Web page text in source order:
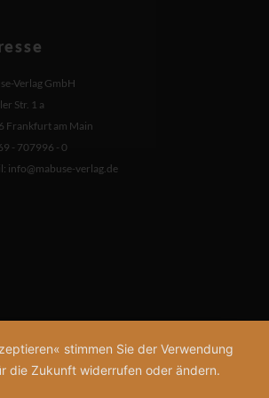
Verlag GmbH
Str. 1 a
Frankfurt am Main
- 707996 - 0
info@mabuse-verlag.de
stimmen Sie der Verwendung
die Zukunft widerrufen oder ändern.